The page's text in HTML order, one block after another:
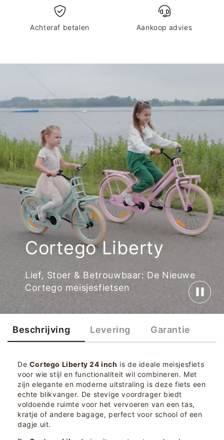
Achteraf betalen Aankoop advies
Cortego Liberty
Lief, Stoer & Betrouwbaar: De Nieuwe
Cortego meisjesfietsen
Beschrijving Levering Garantie
De Cortego Liberty 24 inch is de ideale meisjesfiets
voor wie stijl en functionaliteit wil combineren. Met
zijn elegante en moderne uitstraling is deze fiets een
echte blikvanger. De stevige voordrager biedt
voldoende ruimte voor het vervoeren van een tas,
kratje of andere bagage, perfect voor school of een
dagje uit.